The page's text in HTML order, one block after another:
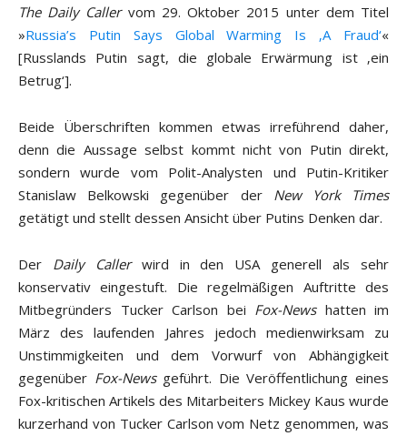
The Daily Callervom 29. Oktober 2015 unter dem Titel
»Russia’s Putin Says Global Warming Is ‚A Fraud‘«
[Russlands Putin sagt, die globale Erwärmung ist ‚ein
Betrug‘].
Beide Überschriften kommen etwas irreführend daher,
denn die Aussage selbst kommt nicht von Putin direkt,
sondern wurde vom Polit-Analysten und Putin-Kritiker
Stanislaw Belkowski gegenüber der New York Times
getätigt und stellt dessen Ansicht über Putins Denken dar.
Der Daily Callerwird in den USA generell als sehr
konservativ eingestuft. Die regelmäßigen Auftritte des
Mitbegründers Tucker Carlson bei Fox-Newshatten im
März des laufenden Jahres jedoch medienwirksam zu
Unstimmigkeiten und dem Vorwurf von Abhängigkeit
gegenüber Fox-Newsgeführt. Die Veröffentlichung eines
Fox-kritischen Artikels des Mitarbeiters Mickey Kaus wurde
kurzerhand von Tucker Carlson vom Netz genommen, was